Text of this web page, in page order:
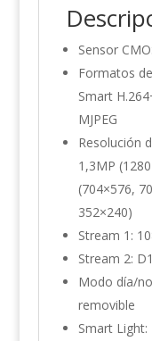
Sensor
Formatos
Smart
MJPEG
Resolución
1,3MP
(704×576,
352×240)
Stream 1:
Stream 2:
Modo día/
removible
Smart Light: